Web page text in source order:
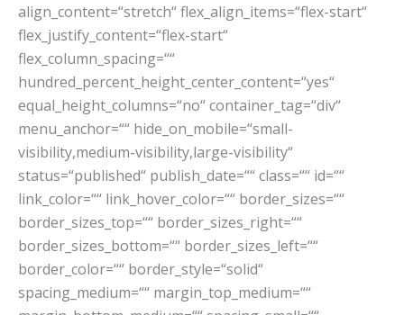
align_content=“stretch“ flex_align_items=“flex-start“
flex_justify_content=“flex-start“
flex_column_spacing=““
hundred_percent_height_center_content=“yes“
equal_height_columns=“no“ container_tag=“div“
menu_anchor=““ hide_on_mobile=“small-
visibility,medium-visibility,large-visibility“
status=“published“ publish_date=““ class=““ id=““
link_color=““ link_hover_color=““ border_sizes=““
border_sizes_top=““ border_sizes_right=““
border_sizes_bottom=““ border_sizes_left=““
border_color=““ border_style=“solid“
spacing_medium=““ margin_top_medium=““